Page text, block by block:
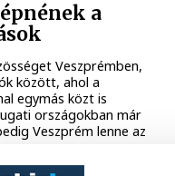
a
Veszprémben,
között, ahol a
egymás közt is
országokban már
Veszprém lenne az